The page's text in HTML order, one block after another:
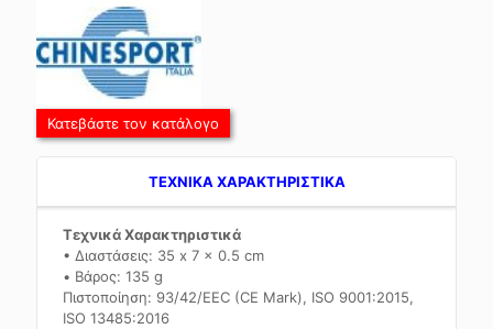
Κατεβάστε τον κατάλογο
TEXNIKA ΧΑΡΑΚΤΗΡΙΣΤΙΚΑ
Τεχνικά Χαρακτηριστικά
• Διαστάσεις: 35 x 7 x 0.5 cm
• Βάρος: 135 g
Πιστοποίηση: 93/42/EEC (CE Mark), ISO 9001:2015,
ISO 13485:2016